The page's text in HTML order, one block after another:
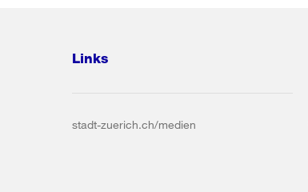
Links
stadt-zuerich.ch/medien